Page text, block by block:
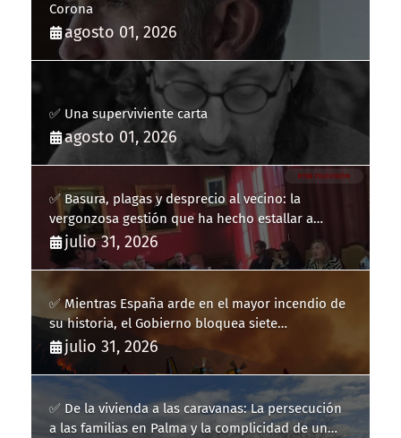
Corona
agosto 01, 2026
✅ Una superviviente carta
agosto 01, 2026
✅ Basura, plagas y desprecio al vecino: la
vergonzosa gestión que ha hecho estallar a
Llucmajor
julio 31, 2026
✅ Mientras España arde en el mayor incendio de
su historia, el Gobierno bloquea siete
hidroaviones por "ahorrarse" dinero
julio 31, 2026
✅ De la vivienda a las caravanas: La persecución
a las familias en Palma y la complicidad de un